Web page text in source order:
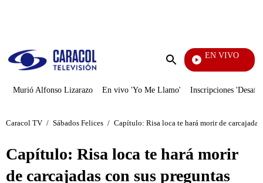
Enviar
EN VIVO
Día A Día
Murió Alfonso Lizarazo En vivo 'Yo Me Llamo' Inscripciones
Caracol TV / Sábados Felices / Capítulo: Risa loca te hará morir de carcajadas
Capítulo: Risa loca te hará morir
de carcajadas con sus preguntas